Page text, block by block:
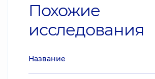
Похожие
исследования
Название